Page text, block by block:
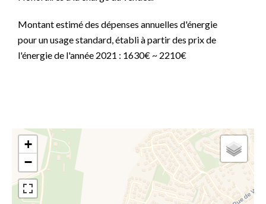
Montant estimé des dépenses annuelles d'énergie
pour un usage standard, établi à partir des prix de
l'énergie de l'année 2021 : 1630€ ~ 2210€
+
−